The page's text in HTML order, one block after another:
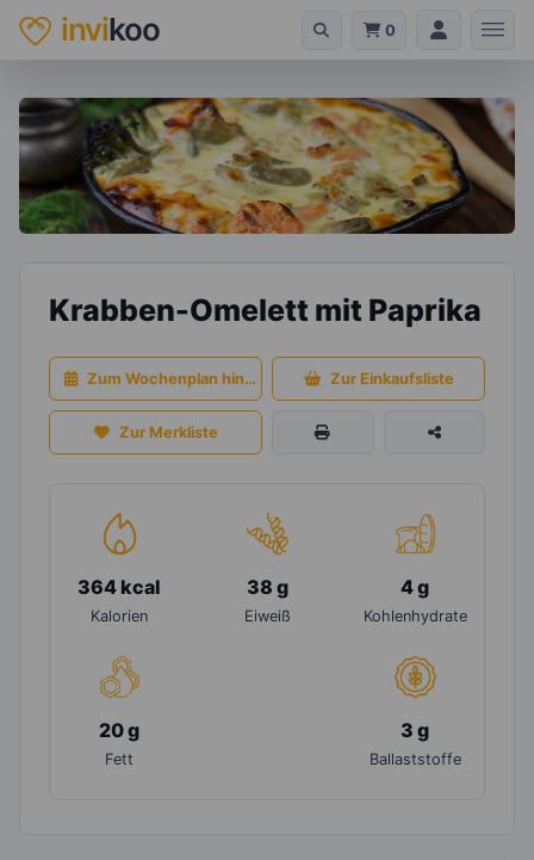
invikoo 0
Krabben-Omelett mit Paprika
Zum Wochenplan hinzufügen Zur Einkaufsliste
Zur Merkliste
364 kcal
Kalorien
38 g
Eiweiß
4 g
Kohlenhydrate
20 g
Fett
3 g
Ballaststoffe